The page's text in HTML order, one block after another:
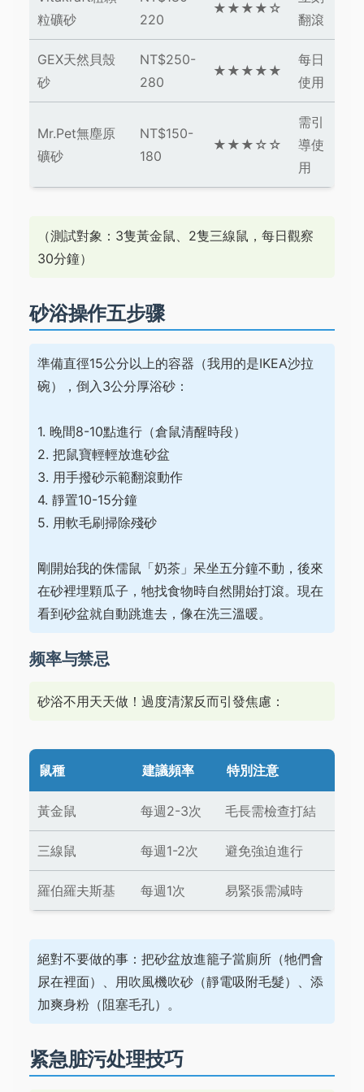
粒礦砂
220
★★★★☆
翻滾
GEX天然貝殼
砂
NT$250-
280
★★★★★
每日
使用
Mr.Pet無塵原
礦砂
NT$150-
180
★★★☆☆
需引
導使
用
（測試對象：3隻黃金鼠、2隻三線鼠，每日觀察
30分鐘）
砂浴操作五步骤
準備直徑15公分以上的容器（我用的是IKEA沙拉
碗），倒入3公分厚浴砂：
1. 晚間8-10點進行（倉鼠清醒時段）
2. 把鼠寶輕輕放進砂盆
3. 用手撥砂示範翻滾動作
4. 靜置10-15分鐘
5. 用軟毛刷掃除殘砂
剛開始我的侏儒鼠「奶茶」呆坐五分鐘不動，後來
在砂裡埋顆瓜子，牠找食物時自然開始打滾。現在
看到砂盆就自動跳進去，像在洗三溫暖。
频率与禁忌
砂浴不用天天做！過度清潔反而引發焦慮：
鼠種 建議頻率 特別注意
黃金鼠 每週2-3次 毛長需檢查打結
三線鼠 每週1-2次 避免強迫進行
羅伯羅夫斯基 每週1次 易緊張需減時
絕對不要做的事：把砂盆放進籠子當廁所（牠們會
尿在裡面）、用吹風機吹砂（靜電吸附毛髮）、添
加爽身粉（阻塞毛孔）。
紧急脏污处理技巧